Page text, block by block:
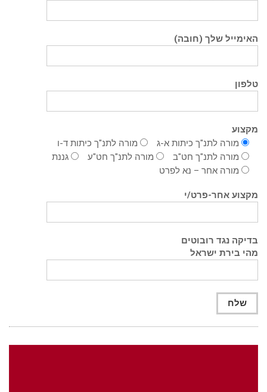
האימייל שלך (חובה)
טלפון
מקצוע
מורה לתנ"ך כיתות א-ג
מורה לתנ"ך כיתות ד-ו
מורה לתנ"ך חט"ב
מורה לתנ"ך חט"ע
גננת
מורה אחר – נא לפרט
מקצוע אחר-פרט/י
בדיקה נגד רובוטים
מהי בירת ישראל